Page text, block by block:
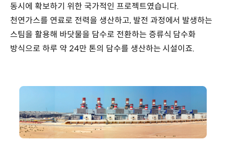
동시에 확보하기 위한 국가적인 프로젝트였습니다.
천연가스를 연료로 전력을 생산하고, 발전 과정에서 발생하는
스팀을 활용해 바닷물을 담수로 전환하는 증류식 담수화
방식으로 하루 약 24만 톤의 담수를 생산하는 시설이죠.